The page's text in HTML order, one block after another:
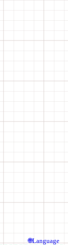
🌐Language